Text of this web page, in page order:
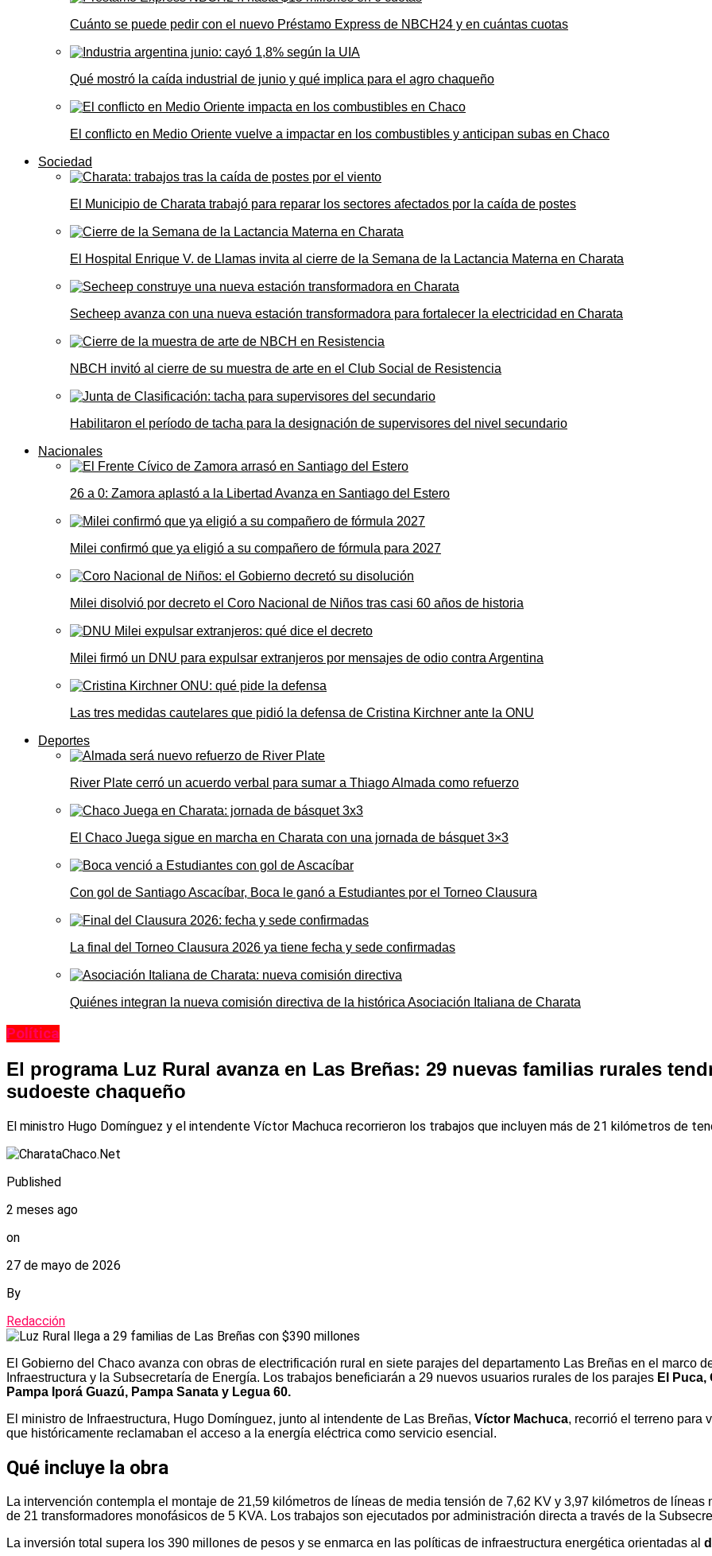
Cuánto se puede pedir con el nuevo Préstamo Express de NBCH24 y en cuántas cuotas
Qué mostró la caída industrial de junio y qué implica para el agro chaqueño
El conflicto en Medio Oriente vuelve a impactar en los combustibles y anticipan subas en Chaco
Sociedad
El Municipio de Charata trabajó para reparar los sectores afectados por la caída de postes
El Hospital Enrique V. de Llamas invita al cierre de la Semana de la Lactancia Materna en Charata
Secheep avanza con una nueva estación transformadora para fortalecer la electricidad en Charata
NBCH invitó al cierre de su muestra de arte en el Club Social de Resistencia
Habilitaron el período de tacha para la designación de supervisores del nivel secundario
Nacionales
26 a 0: Zamora aplastó a la Libertad Avanza en Santiago del Estero
Milei confirmó que ya eligió a su compañero de fórmula para 2027
Milei disolvió por decreto el Coro Nacional de Niños tras casi 60 años de historia
Milei firmó un DNU para expulsar extranjeros por mensajes de odio contra Argentina
Las tres medidas cautelares que pidió la defensa de Cristina Kirchner ante la ONU
Deportes
River Plate cerró un acuerdo verbal para sumar a Thiago Almada como refuerzo
El Chaco Juega sigue en marcha en Charata con una jornada de básquet 3×3
Con gol de Santiago Ascacíbar, Boca le ganó a Estudiantes por el Torneo Clausura
La final del Torneo Clausura 2026 ya tiene fecha y sede confirmadas
Quiénes integran la nueva comisión directiva de la histórica Asociación Italiana de Charata
Política
El programa Luz Rural avanza en Las Breñas: 29 nuevas familias rurales
sudoeste chaqueño
El ministro Hugo Domínguez y el intendente Víctor Machuca recorrieron los trabajos que incluyen más de 21 kilómetros de
Published
2 meses ago
on
27 de mayo de 2026
By
Redacción
El Gobierno del Chaco avanza con obras de electrificación rural en siete parajes del departamento Las Breñas en el marco
Infraestructura y la Subsecretaría de Energía. Los trabajos beneficiarán a 29 nuevos usuarios rurales de los parajes El
Pampa Iporá Guazú, Pampa Sanata y Legua 60.
El ministro de Infraestructura, Hugo Domínguez, junto al intendente de Las Breñas, Víctor Machuca, recorrió el terreno para
que históricamente reclamaban el acceso a la energía eléctrica como servicio esencial.
Qué incluye la obra
La intervención contempla el montaje de 21,59 kilómetros de líneas de media tensión de 7,62 KV y 3,97 kilómetros de
de 21 transformadores monofásicos de 5 KVA. Los trabajos son ejecutados por administración directa a través de la
La inversión total supera los 390 millones de pesos y se enmarca en las políticas de infraestructura energética orientadas al